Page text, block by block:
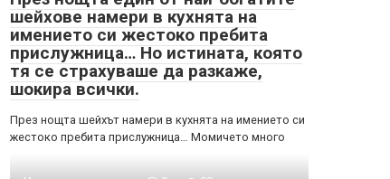
шейхове намери в кухнята на
имението си жестоко пребита
прислужница… Но истината, която
тя се страхуваше да разкаже,
шокира всички.
През нощта шейхът намери в кухнята на имението си
жестоко пребита прислужница… Момичето много